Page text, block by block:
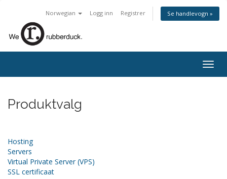
Norwegian Logg inn Registrer Se handlevogn »
Produktvalg
Hosting
Servers
Virtual Private Server (VPS)
SSL certificaat